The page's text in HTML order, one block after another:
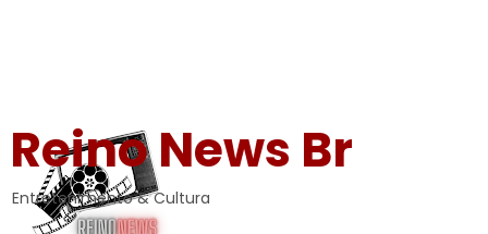
Reino News Br
Entretenimento & Cultura